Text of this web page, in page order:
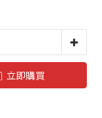
立即購買